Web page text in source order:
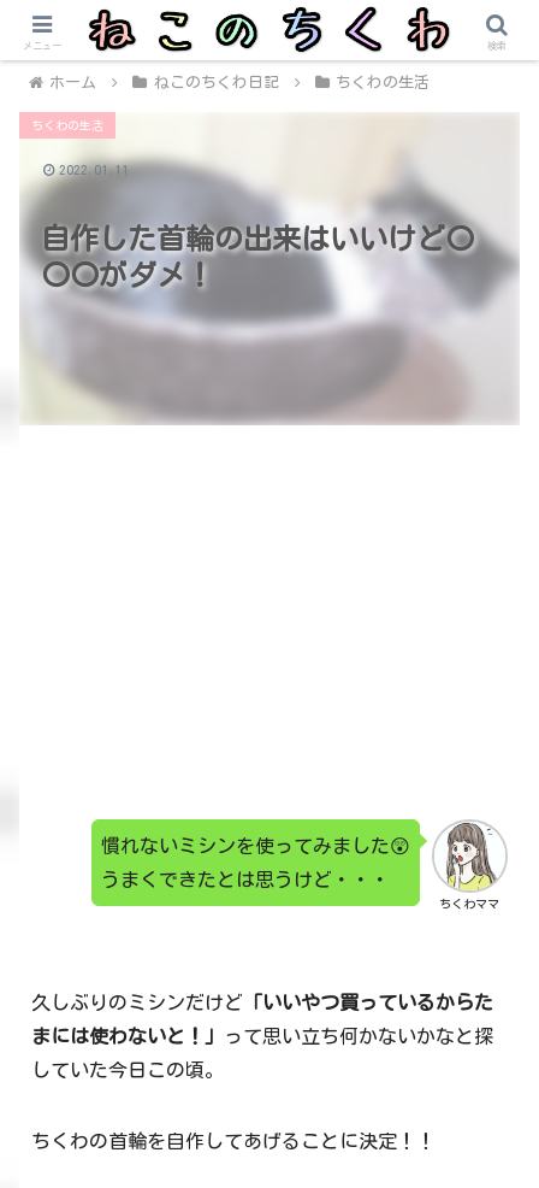
ホーム ねこのちくわ日記 ちくわの生活
自作した首輪の出来はいいけど〇
〇〇がダメ！
ちくわの生活
2022.01.11
ちくわママ
慣れないミシンを使ってみました😲
うまくできたとは思うけど・・・
久しぶりのミシンだけど 「いいやつ買っているからた
まには使わないと！」
って思い立ち何かないかなと探
していた今日この頃。
ちくわの首輪を自作してあげることに決定！！
メニュー 検索